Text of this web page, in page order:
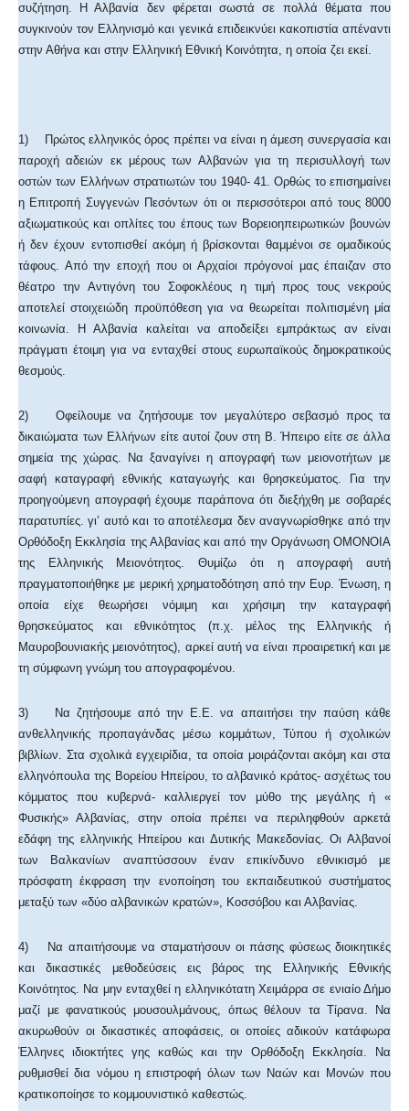
συζήτηση. Η Αλβανία δεν φέρεται σωστά σε πολλά θέματα που
συγκινούν τον Ελληνισμό και γενικά επιδεικνύει κακοπιστία απέναντι
στην Αθήνα και στην Ελληνική Εθνική Κοινότητα, η οποία ζει εκεί.
1) Πρώτος ελληνικός όρος πρέπει να είναι η άμεση συνεργασία και
παροχή αδειών εκ μέρους των Αλβανών για τη περισυλλογή των
οστών των Ελλήνων στρατιωτών του 1940- 41. Ορθώς το επισημαίνει
η Επιτροπή Συγγενών Πεσόντων ότι οι περισσότεροι από τους 8000
αξιωματικούς και οπλίτες του έπους των Βορειοηπειρωτικών βουνών
ή δεν έχουν εντοπισθεί ακόμη ή βρίσκονται θαμμένοι σε ομαδικούς
τάφους. Από την εποχή που οι Αρχαίοι πρόγονοί μας έπαιζαν στο
θέατρο την Αντιγόνη του Σοφοκλέους η τιμή προς τους νεκρούς
αποτελεί στοιχειώδη προϋπόθεση για να θεωρείται πολιτισμένη μία
κοινωνία. Η Αλβανία καλείται να αποδείξει εμπράκτως αν είναι
πράγματι έτοιμη για να ενταχθεί στους ευρωπαϊκούς δημοκρατικούς
θεσμούς.
2) Οφείλουμε να ζητήσουμε τον μεγαλύτερο σεβασμό προς τα
δικαιώματα των Ελλήνων είτε αυτοί ζουν στη Β. Ήπειρο είτε σε άλλα
σημεία της χώρας. Να ξαναγίνει η απογραφή των μειονοτήτων με
σαφή καταγραφή εθνικής καταγωγής και θρησκεύματος. Για την
προηγούμενη απογραφή έχουμε παράπονα ότι διεξήχθη με σοβαρές
παρατυπίες. γι’ αυτό και το αποτέλεσμα δεν αναγνωρίσθηκε από την
Ορθόδοξη Εκκλησία της Αλβανίας και από την Οργάνωση ΟΜΟΝΟΙΑ
της Ελληνικής Μειονότητος. Θυμίζω ότι η απογραφή αυτή
πραγματοποιήθηκε με μερική χρηματοδότηση από την Ευρ. Ένωση, η
οποία είχε θεωρήσει νόμιμη και χρήσιμη την καταγραφή
θρησκεύματος και εθνικότητος (π.χ. μέλος της Ελληνικής ή
Μαυροβουνιακής μειονότητος), αρκεί αυτή να είναι προαιρετική και με
τη σύμφωνη γνώμη του απογραφομένου.
3) Να ζητήσουμε από την Ε.Ε. να απαιτήσει την παύση κάθε
ανθελληνικής προπαγάνδας μέσω κομμάτων, Τύπου ή σχολικών
βιβλίων. Στα σχολικά εγχειρίδια, τα οποία μοιράζονται ακόμη και στα
ελληνόπουλα της Βορείου Ηπείρου, το αλβανικό κράτος- ασχέτως του
κόμματος που κυβερνά- καλλιεργεί τον μύθο της μεγάλης ή «
Φυσικής» Αλβανίας, στην οποία πρέπει να περιληφθούν αρκετά
εδάφη της ελληνικής Ηπείρου και Δυτικής Μακεδονίας. Οι Αλβανοί
των Βαλκανίων αναπτύσσουν έναν επικίνδυνο εθνικισμό με
πρόσφατη έκφραση την ενοποίηση του εκπαιδευτικού συστήματος
μεταξύ των «δύο αλβανικών κρατών», Κοσσόβου και Αλβανίας.
4) Να απαιτήσουμε να σταματήσουν οι πάσης φύσεως διοικητικές
και δικαστικές μεθοδεύσεις εις βάρος της Ελληνικής Εθνικής
Κοινότητος. Να μην ενταχθεί η ελληνικότατη Χειμάρρα σε ενιαίο Δήμο
μαζί με φανατικούς μουσουλμάνους, όπως θέλουν τα Τίρανα. Να
ακυρωθούν οι δικαστικές αποφάσεις, οι οποίες αδικούν κατάφωρα
Έλληνες ιδιοκτήτες γης καθώς και την Ορθόδοξη Εκκλησία. Να
ρυθμισθεί δια νόμου η επιστροφή όλων των Ναών και Μονών που
κρατικοποίησε το κομμουνιστικό καθεστώς.